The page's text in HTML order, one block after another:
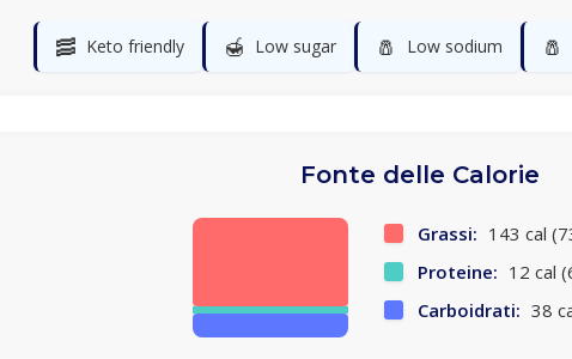
🥓 Keto friendly 🍯 Low sugar 🧂 Low sodium 🧂
Fonte delle Calorie
Grassi: 143 cal
Proteine: 12 cal
Carboidrati: 38